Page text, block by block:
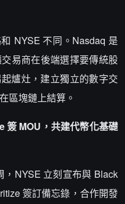
NYSE 不同。Nasdaq 是
易商在後端選擇要傳統股
爐灶，建立獨立的數字交
區塊鏈上結算。
簽 MOU，共建代幣化基礎
NYSE 立刻宣布與 Black
簽訂備忘錄，合作開發